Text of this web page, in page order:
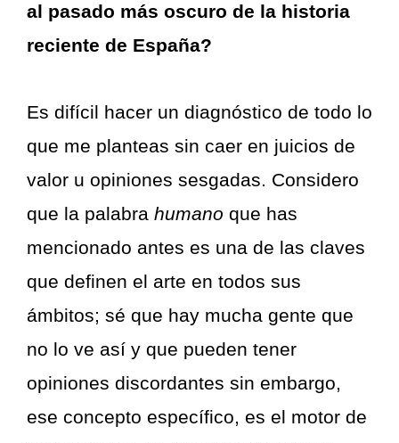
al pasado más oscuro de la historia
reciente de España?
Es difícil hacer un diagnóstico de todo lo
que me planteas sin caer en juicios de
valor u opiniones sesgadas. Considero
que la palabra humano que has
mencionado antes es una de las claves
que definen el arte en todos sus
ámbitos; sé que hay mucha gente que
no lo ve así y que pueden tener
opiniones discordantes sin embargo,
ese concepto específico, es el motor de